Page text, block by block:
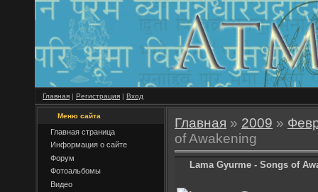
Главная | Регистрация | Вход
Меню сайта
Главная страница
Информация о сайте
Форум
Фотоальбомы
Видео
Главная » 2009 »
of Awakening
Lama Gyurme - Songs of